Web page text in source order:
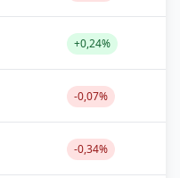
+0,24%
-0,07%
-0,34%